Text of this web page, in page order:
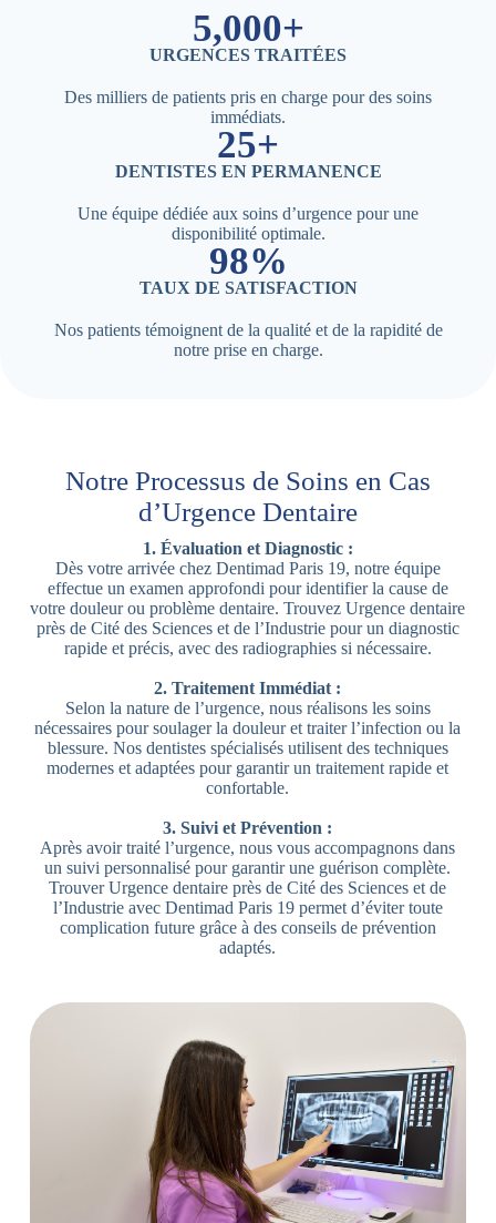
5,000+
URGENCES TRAITÉES
Des milliers de patients pris en charge pour des soins
immédiats.
25+
DENTISTES EN PERMANENCE
Une équipe dédiée aux soins d’urgence pour une
disponibilité optimale.
98%
TAUX DE SATISFACTION
Nos patients témoignent de la qualité et de la rapidité de
notre prise en charge.
Notre Processus de Soins en Cas
d’Urgence Dentaire
1. Évaluation et Diagnostic :
Dès votre arrivée chez Dentimad Paris 19, notre équipe
effectue un examen approfondi pour identifier la cause de
votre douleur ou problème dentaire. Trouvez Urgence dentaire
près de Cité des Sciences et de l’Industrie pour un diagnostic
rapide et précis, avec des radiographies si nécessaire.
2. Traitement Immédiat :
Selon la nature de l’urgence, nous réalisons les soins
nécessaires pour soulager la douleur et traiter l’infection ou la
blessure. Nos dentistes spécialisés utilisent des techniques
modernes et adaptées pour garantir un traitement rapide et
confortable.
3. Suivi et Prévention :
Après avoir traité l’urgence, nous vous accompagnons dans
un suivi personnalisé pour garantir une guérison complète.
Trouver Urgence dentaire près de Cité des Sciences et de
l’Industrie avec Dentimad Paris 19 permet d’éviter toute
complication future grâce à des conseils de prévention
adaptés.